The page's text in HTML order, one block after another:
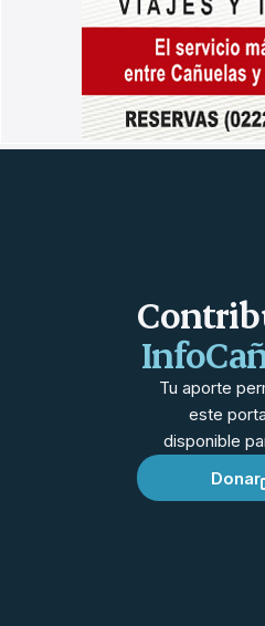
Tu aporte
este
disponible
Donar